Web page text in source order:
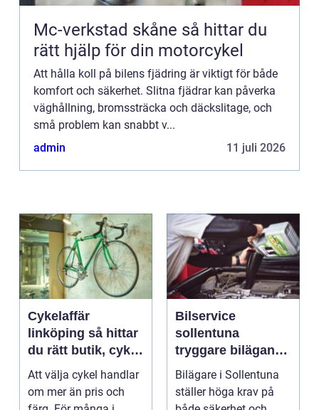
Mc-verkstad skåne så hittar du
rätt hjälp för din motorcykel
Att hålla koll på bilens fjädring är viktigt för både
komfort och säkerhet. Slitna fjädrar kan påverka
väghållning, bromssträcka och däckslitage, och
små problem kan snabbt v...
admin
11 juli 2026
Cykelaffär
linköping så hittar
du rätt butik, cykel
och service
Att välja cykel handlar
om mer än pris och
Bilservice
sollentuna
tryggare bilägande
året runt
Bilägare i Sollentuna
ställer höga krav på